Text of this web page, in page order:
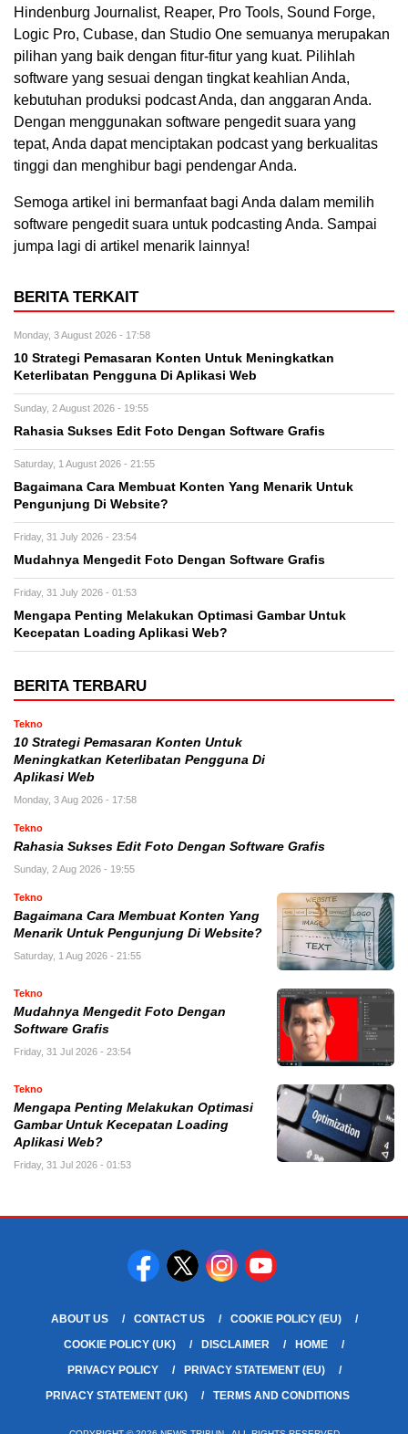
Hindenburg Journalist, Reaper, Pro Tools, Sound Forge,
Logic Pro, Cubase, dan Studio One semuanya merupakan
pilihan yang baik dengan fitur-fitur yang kuat. Pilihlah
software yang sesuai dengan tingkat keahlian Anda,
kebutuhan produksi podcast Anda, dan anggaran Anda.
Dengan menggunakan software pengedit suara yang
tepat, Anda dapat menciptakan podcast yang berkualitas
tinggi dan menghibur bagi pendengar Anda.
Semoga artikel ini bermanfaat bagi Anda dalam memilih
software pengedit suara untuk podcasting Anda. Sampai
jumpa lagi di artikel menarik lainnya!
BERITA TERKAIT
Monday, 3 August 2026 - 17:58
10 Strategi Pemasaran Konten Untuk Meningkatkan
Keterlibatan Pengguna Di Aplikasi Web
Sunday, 2 August 2026 - 19:55
Rahasia Sukses Edit Foto Dengan Software Grafis
Saturday, 1 August 2026 - 21:55
Bagaimana Cara Membuat Konten Yang Menarik Untuk
Pengunjung Di Website?
Friday, 31 July 2026 - 23:54
Mudahnya Mengedit Foto Dengan Software Grafis
Friday, 31 July 2026 - 01:53
Mengapa Penting Melakukan Optimasi Gambar Untuk
Kecepatan Loading Aplikasi Web?
BERITA TERBARU
Tekno
10 Strategi Pemasaran Konten Untuk
Meningkatkan Keterlibatan Pengguna Di
Aplikasi Web
Monday, 3 Aug 2026 - 17:58
Tekno
Rahasia Sukses Edit Foto Dengan Software Grafis
Sunday, 2 Aug 2026 - 19:55
Tekno
Bagaimana Cara Membuat Konten Yang
Menarik Untuk Pengunjung Di Website?
Saturday, 1 Aug 2026 - 21:55
Tekno
Mudahnya Mengedit Foto Dengan
Software Grafis
Friday, 31 Jul 2026 - 23:54
Tekno
Mengapa Penting Melakukan Optimasi
Gambar Untuk Kecepatan Loading
Aplikasi Web?
Friday, 31 Jul 2026 - 01:53
ABOUT US CONTACT US
COOKIE POLICY (EU)
COOKIE POLICY (UK)
DISCLAIMER
HOME
PRIVACY POLICY
PRIVACY STATEMENT (EU)
PRIVACY STATEMENT (UK)
TERMS AND CONDITIONS